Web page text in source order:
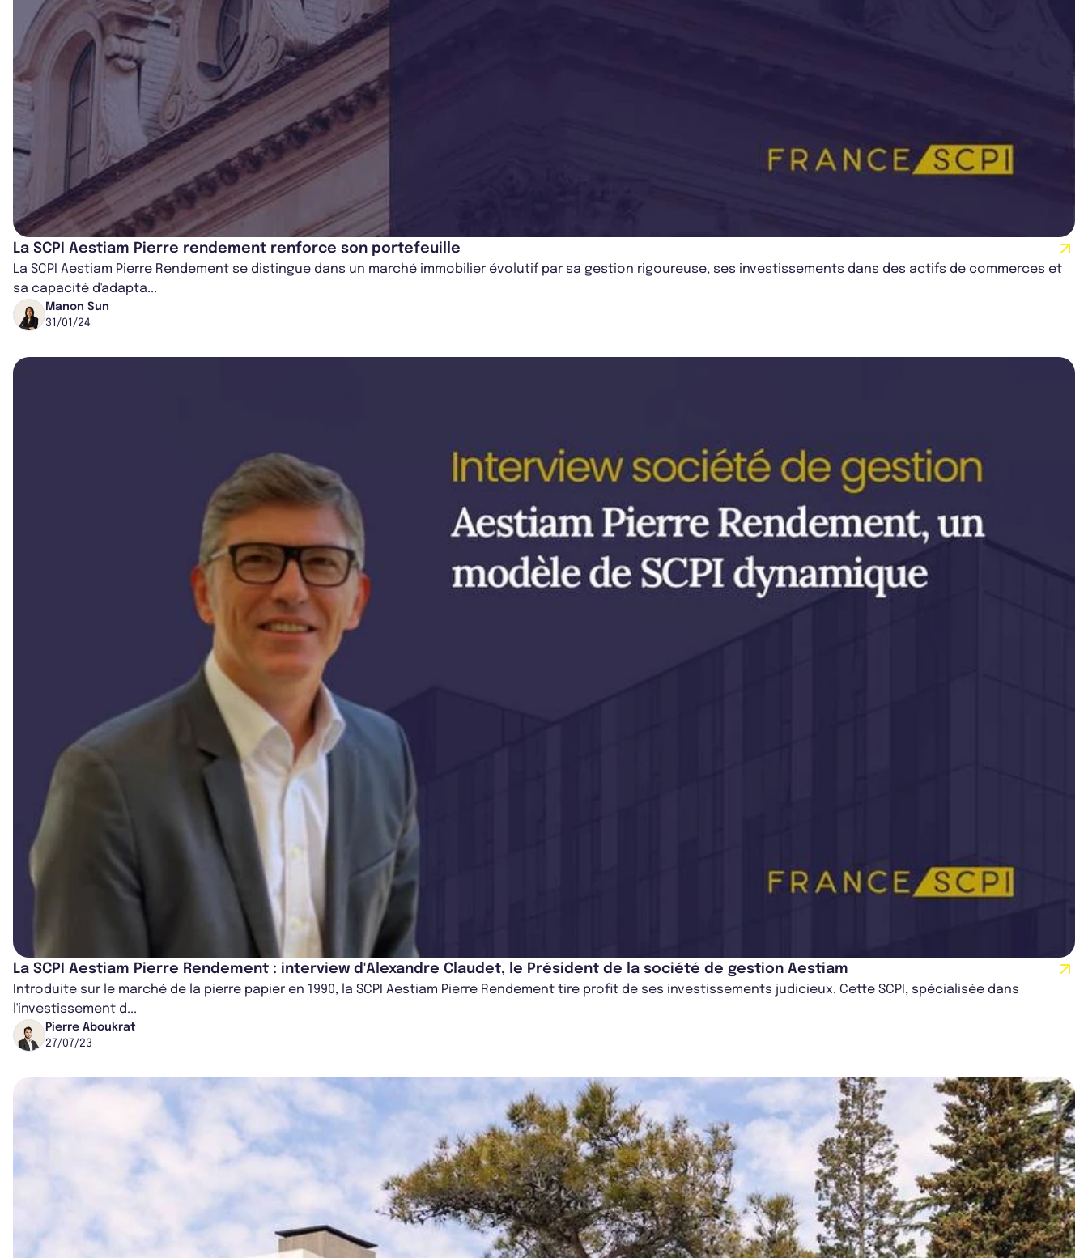
La SCPI Aestiam Pierre rendement renforce son portefeuille
La SCPI Aestiam Pierre Rendement se distingue dans un marché immobilier évolutif par sa gestion rigoureuse, ses investissements dans des actifs de commerces et
sa capacité d'adapta...
Manon Sun
31/01/24
La SCPI Aestiam Pierre Rendement : interview d'Alexandre Claudet, le Président de la société de gestion Aestiam
Introduite sur le marché de la pierre papier en 1990, la SCPI Aestiam Pierre Rendement tire profit de ses investissements judicieux. Cette SCPI, spécialisée dans
l'investissement d...
Pierre Aboukrat
27/07/23